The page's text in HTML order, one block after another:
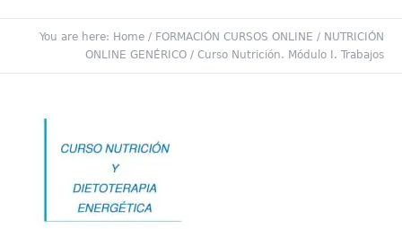
You are here: Home / FORMACIÓN CURSOS ONLINE / NUTRICIÓN
ONLINE GENÉRICO / Curso Nutrición. Módulo I. Trabajos